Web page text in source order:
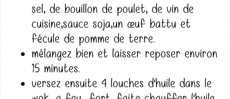
sel, de bouillon de poulet, de vin de
cuisine,sauce soja,un œuf battu et
fécule de pomme de terre.
mélangez bien et laisser reposer environ
15 minutes.
versez ensuite 4 louches d'huile dans le